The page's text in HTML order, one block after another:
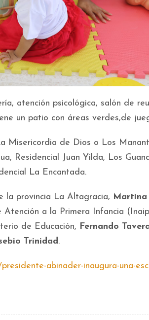
atención psicológica, salón de
un patio con áreas verdes,de
Misericordia de Dios o Los
Residencial Juan Yilda, Los
La Encantada.
la provincia La Altagracia, Martina
a la Primera Infancia
de Educación, Fernando
Trinidad.
abinader-inaugura-una-